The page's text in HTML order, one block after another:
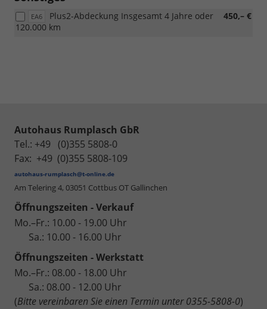
EA6 450,– €
Plus2-Abdeckung Insgesamt 4 Jahre oder
120.000 km
Autohaus Rumplasch GbR
Tel.: +49 (0)355 5808-0
Fax: +49 (0)355 5808-109
autohaus-rumplasch@t-online.de
Am Telering 4, 03051 Cottbus OT Gallinchen
Öffnungszeiten - Verkauf
Mo.–Fr.: 10.00 - 19.00 Uhr
Sa.: 10.00 - 16.00 Uhr
Öffnungszeiten - Werkstatt
Mo.–Fr.: 08.00 - 18.00 Uhr
Sa.: 08.00 - 12.00 Uhr
(Bitte vereinbaren Sie einen Termin unter 0355-5808-0)